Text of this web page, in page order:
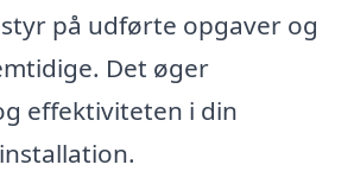
på udførte opgaver og
Det øger
effektiviteten i din